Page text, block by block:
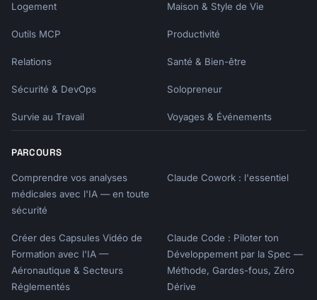
#### Book (Footnote/Endnote)
```
1. First Last, Title of Book (Place:
2. Last, Title, page.
Bibliography:
Year.
```
First Note:
1. First Last, "Title of Article," Journal
Name volume, no. issue (Year): page.
Logement Maison & Style de Vie
Outils MCP Productivité
Relations Santé & Bien-être
Sécurité & DevOps Solopreneur
Survie au Travail Voyages & Événements
PARCOURS
Comprendre vos analyses
médicales avec l'IA — en toute
sécurité
Claude Cowork : l'essentiel
Créer des Capsules Vidéo de
Formation avec l'IA —
Aéronautique & Secteurs
Réglementés
Claude Code : Piloter ton
Développement par la Spec —
Méthode, Gardes-fous, Zéro
Dérive